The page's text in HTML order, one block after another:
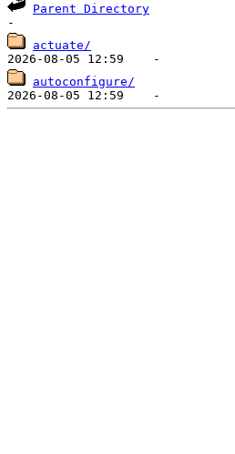
Parent Directory
actuate/
autoconfigure/